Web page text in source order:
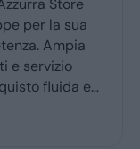
Store
la sua
e